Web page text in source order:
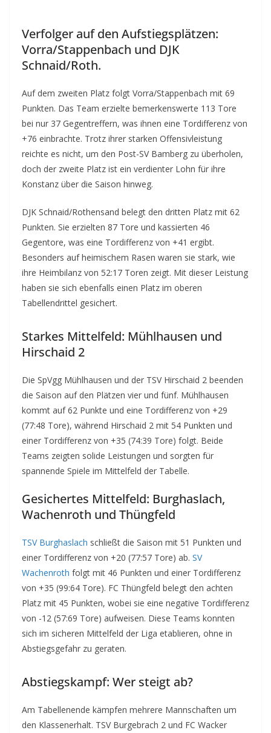
Verfolger auf den Aufstiegsplätzen:
Vorra/Stappenbach und DJK
Schnaid/Roth.
Auf dem zweiten Platz folgt Vorra/Stappenbach mit 69
Punkten. Das Team erzielte bemerkenswerte 113 Tore
bei nur 37 Gegentreffern, was ihnen eine Tordifferenz von
+76 einbrachte. Trotz ihrer starken Offensivleistung
reichte es nicht, um den Post-SV Bamberg zu überholen,
doch der zweite Platz ist ein verdienter Lohn für ihre
Konstanz über die Saison hinweg.
DJK Schnaid/Rothensand belegt den dritten Platz mit 62
Punkten. Sie erzielten 87 Tore und kassierten 46
Gegentore, was eine Tordifferenz von +41 ergibt.
Besonders auf heimischem Rasen waren sie stark, wie
ihre Heimbilanz von 52:17 Toren zeigt. Mit dieser Leistung
haben sie sich ebenfalls einen Platz im oberen
Tabellendrittel gesichert.
Starkes Mittelfeld: Mühlhausen und
Hirschaid 2
Die SpVgg Mühlhausen und der TSV Hirschaid 2 beenden
die Saison auf den Plätzen vier und fünf. Mühlhausen
kommt auf 62 Punkte und eine Tordifferenz von +29
(77:48 Tore), während Hirschaid 2 mit 54 Punkten und
einer Tordifferenz von +35 (74:39 Tore) folgt. Beide
Teams zeigten solide Leistungen und sorgten für
spannende Spiele im Mittelfeld der Tabelle.
Gesichertes Mittelfeld: Burghaslach,
Wachenroth und Thüngfeld
TSV Burghaslach schließt die Saison mit 51 Punkten und
einer Tordifferenz von +20 (77:57 Tore) ab. SV
Wachenroth folgt mit 46 Punkten und einer Tordifferenz
von +35 (99:64 Tore). FC Thüngfeld belegt den achten
Platz mit 45 Punkten, wobei sie eine negative Tordifferenz
von -12 (57:69 Tore) aufweisen. Diese Teams konnten
sich im sicheren Mittelfeld der Liga etablieren, ohne in
Abstiegsgefahr zu geraten.
Abstiegskampf: Wer steigt ab?
Am Tabellenende kämpfen mehrere Mannschaften um
den Klassenerhalt. TSV Burgebrach 2 und FC Wacker